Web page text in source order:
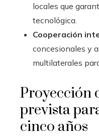
locales que
tecnológica.
Cooperación
concesionales y
multilaterales
Proyección
prevista
cinco años